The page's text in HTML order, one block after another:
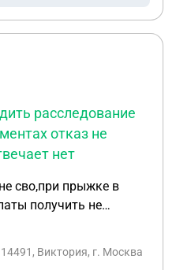
расследование
отказ не
нет
сво,при прыжке в
получить не
указано,справки есть
Виктория, г. Москва